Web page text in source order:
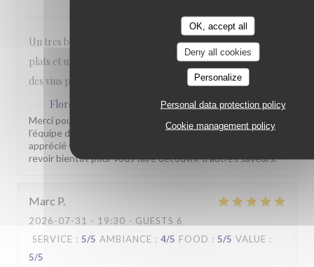
OK, accept all
Deny all cookies
Personalize
Personal data protection policy
Cookie management policy
Un tres bon rapport qualité prix. Belle presentation des
plats et une quantité dans l'assiette bien satisfaisante. Prix
des vins plus qu'honorable.
Flores'sens
has replied to this review
Merci pour votre commentaire sympathique. Toute
l’équipe du Florès’sens est heureuse que vous ayez
apprécié votre passage chez nous. Nous espérons vous
revoir bientôt pour vous faire découvrir d’autres saveurs.
Marc P
2026-07-31 - 19:30 - GUESTS 6
SERVICE : 5/5 AMBIANCE : 4/5 FOOD : 5/5 VALUE :
5/5